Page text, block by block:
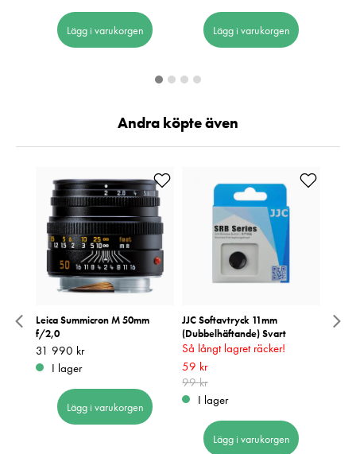
Lägg i varukorgen Lägg i varukorgen
Andra köpte även
Leica Summicron M 50mm
f/2,0
Pris :31 990 kr
31 990 kr
I lager
Lägg i varukorgen
JJC Softavtryck 11mm
(Dubbelhäftande) Svart
Så långt lagret räcker!
Nuvarande pris
pris:99 kr
59 kr
99 kr
I lager
Lägg i varukorgen